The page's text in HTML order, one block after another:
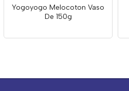
Yogoyogo Melocoton Vaso
De 150g